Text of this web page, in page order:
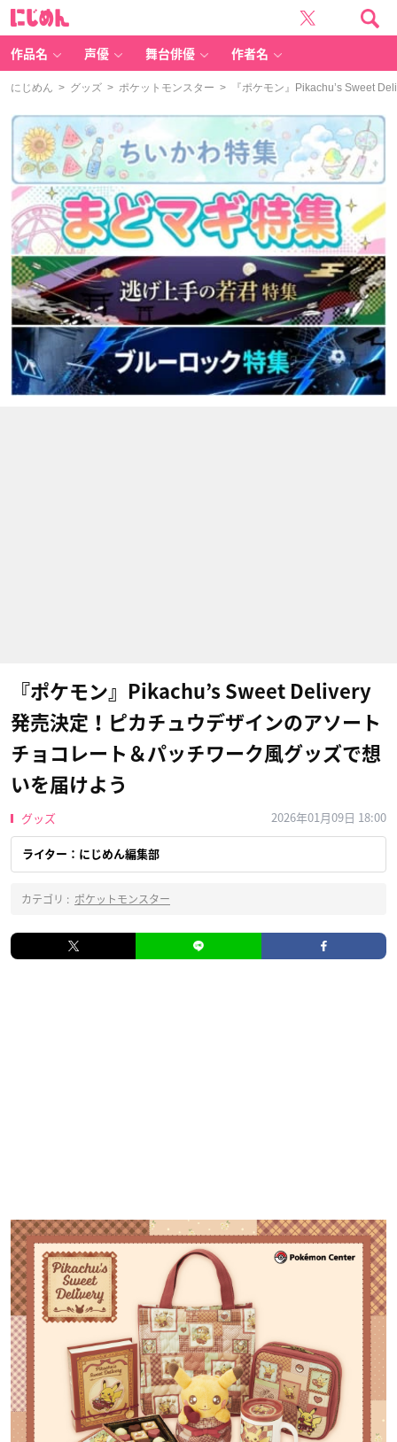
作品名 声優 舞台俳優 作者名
にじめん > グッズ > ポケットモンスター > 『ポケモン』Pikachu’s Sweet
『ポケモン』Pikachu’s Sweet Delivery
発売決定！ピカチュウデザインのアソート
チョコレート＆パッチワーク風グッズで想
いを届けよう
グッズ 2026年01月09日 18:00
ライター：にじめん編集部
カテゴリ : ポケットモンスター